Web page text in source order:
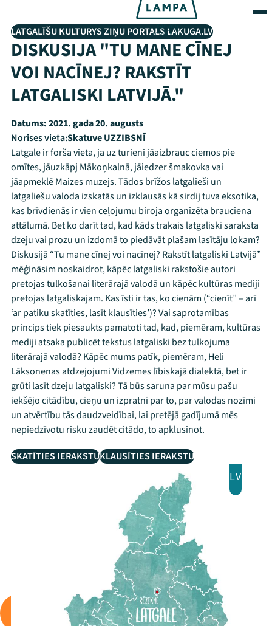
LATGALĪŠU KULTURYS ZIŅU PORTALS LAKUGA.LV
DISKUSIJA "TU MANE CĪNEJ
VOI NACĪNEJ? RAKSTĪT
LATGALISKI LATVIJĀ."
Datums:2021. gada 20. augusts
Norises vieta:Skatuve UZZIBSNĪ
Latgale ir forša vieta, ja uz turieni jāaizbrauc ciemos pie
omītes, jāuzkāpj Mākoņkalnā, jāiedzer šmakovka vai
jāapmeklē Maizes muzejs. Tādos brīžos latgalieši un
latgaliešu valoda izskatās un izklausās kā sirdij tuva eksotika,
kas brīvdienās ir vien ceļojumu biroja organizēta brauciena
attālumā. Bet ko darīt tad, kad kāds trakais latgaliski saraksta
dzeju vai prozu un izdomā to piedāvāt plašam lasītāju lokam?
Diskusijā “Tu mane cīnej voi nacīnej? Rakstīt latgaliski Latvijā”
mēģināsim noskaidrot, kāpēc latgaliski rakstošie autori
pretojas tulkošanai literārajā valodā un kāpēc kultūras mediji
pretojas latgaliskajam. Kas īsti ir tas, ko cienām (“cienīt” – arī
‘ar patiku skatīties, lasīt klausīties’)? Vai saprotamības
princips tiek piesaukts pamatoti tad, kad, piemēram, kultūras
mediji atsaka publicēt tekstus latgaliski bez tulkojuma
literārajā valodā? Kāpēc mums patīk, piemēram, Heli
Lāksonenas atdzejojumi Vidzemes lībiskajā dialektā, bet ir
grūti lasīt dzeju latgaliski? Tā būs saruna par mūsu pašu
iekšējo citādību, cieņu un izpratni par to, par valodas nozīmi
un atvērtību tās daudzveidībai, lai pretējā gadījumā mēs
nepiedzīvotu risku zaudēt citādo, to apklusinot.
SKATĪTIES IERAKSTUKLAUSĪTIES IERAKSTU
LV